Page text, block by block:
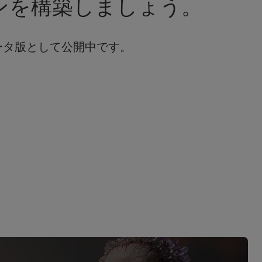
構築しましょう。
版として公開中です。